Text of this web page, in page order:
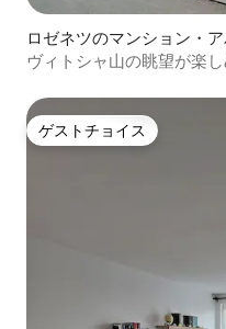
ロゼネツのマンション・ア
ヴィトシャ山の眺望が楽
ゲストチョイス
ゲストチョイス